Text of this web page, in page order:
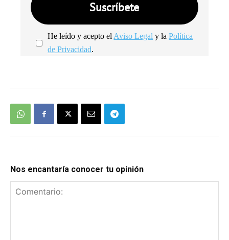
He leído y acepto el Aviso Legal y laPolítica
de Privacidad.
Nos encantaría conocer tu opinión